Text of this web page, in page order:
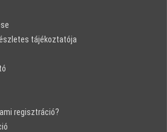
tájékoztatója
regisztráció?